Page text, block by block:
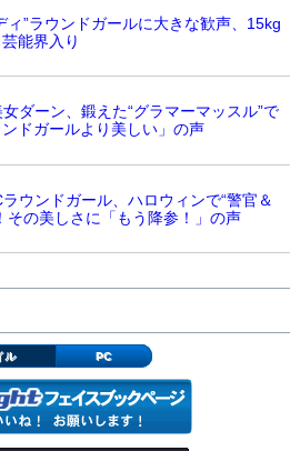
ィ”ラウンドガールに大きな歓声、15kg
能界入り
女ダーン、鍛えた“グラマーマッスル”で
ドガールより美しい」の声
ラウンドガール、ハロウィンで“警官＆
その美しさに「もう降参！」の声
ル PC